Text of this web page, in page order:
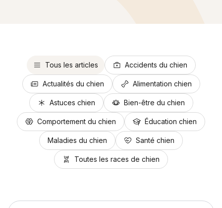
Tous les articles Accidents du chien
Actualités du chien Alimentation chien
Astuces chien Bien-être du chien
Comportement du chien Éducation chien
Maladies du chien Santé chien
Toutes les races de chien